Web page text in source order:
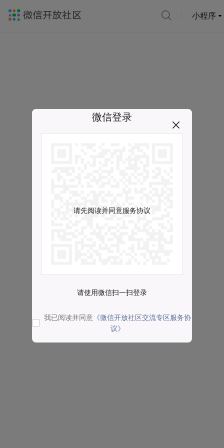
小程序
微信登录
请先阅读并同意服务协议
请使用微信扫一扫登录
我已阅读并同意 《微信开放社区交流专区服务协
议》